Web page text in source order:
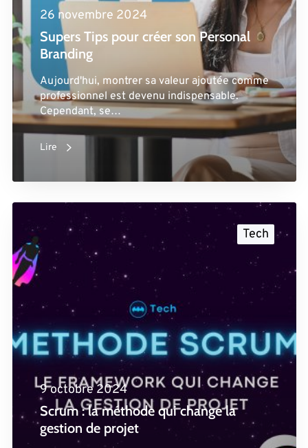
26 novembre 2024
Supers Tips pour créer son Personal
Branding
Aujourd'hui, montrer sa valeur ajoutée comme
professionnel est devenu indispensable.
Cependant, se…
Lire
Tech
9 octobre 2024
Scrum : la méthode qui change la
gestion de projet